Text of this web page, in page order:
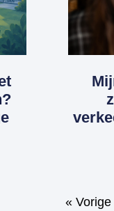
« Vorige